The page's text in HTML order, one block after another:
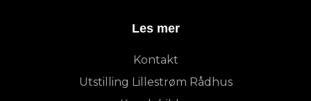
Les mer
Kontakt
Utstilling Lillestrøm Rådhus